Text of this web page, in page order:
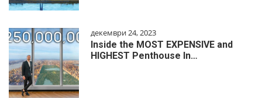
декември 24, 2023
Inside the MOST EXPENSIVE and
HIGHEST Penthouse In…